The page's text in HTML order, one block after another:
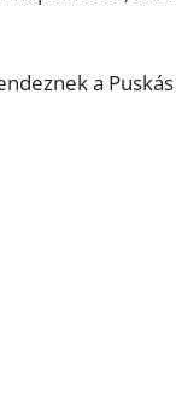
a